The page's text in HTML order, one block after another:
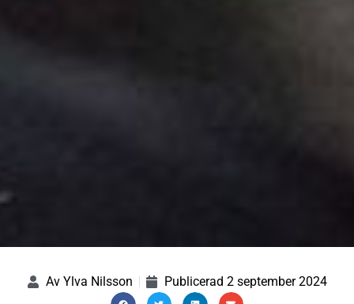
Av Ylva Nilsson Publicerad 2 september 2024